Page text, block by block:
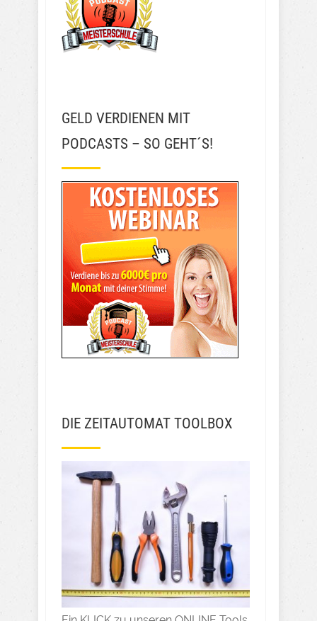
GELD VERDIENEN MIT
PODCASTS – SO GEHT´S!
DIE ZEITAUTOMAT TOOLBOX